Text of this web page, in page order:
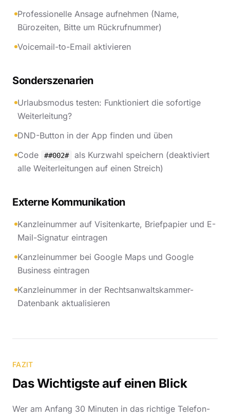
Professionelle Ansage aufnehmen (Name,
Bürozeiten, Bitte um Rückrufnummer)
Voicemail-to-Email aktivieren
Sonderszenarien
Urlaubsmodus testen: Funktioniert die sofortige
Weiterleitung?
DND-Button in der App finden und üben
Code
##002#
als Kurzwahl speichern (deaktiviert
alle Weiterleitungen auf einen Streich)
Externe Kommunikation
Kanzleinummer auf Visitenkarte, Briefpapier und E-
Mail-Signatur eintragen
Kanzleinummer bei Google Maps und Google
Business eintragen
Kanzleinummer in der Rechtsanwaltskammer-
Datenbank aktualisieren
FAZIT
Das Wichtigste auf einen Blick
Wer am Anfang 30 Minuten in das richtige Telefon-